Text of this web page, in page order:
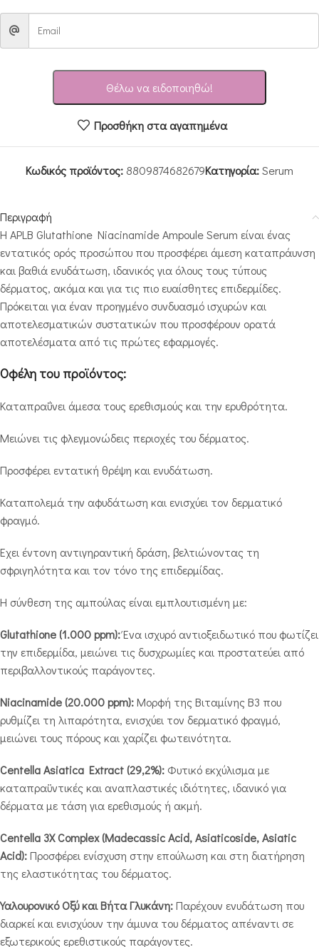
Θέλω να ειδοποιηθώ!
Προσθήκη στα αγαπημένα
Κωδικός προϊόντος: 8809874682679Κατηγορία:Serum
Περιγραφή
Η APLB Glutathione Niacinamide Ampoule Serum είναι ένας
εντατικός ορός προσώπου που προσφέρει άμεση καταπράυνση
και βαθιά ενυδάτωση, ιδανικός για όλους τους τύπους
δέρματος, ακόμα και για τις πιο ευαίσθητες επιδερμίδες.
Πρόκειται για έναν προηγμένο συνδυασμό ισχυρών και
αποτελεσματικών συστατικών που προσφέρουν ορατά
αποτελέσματα από τις πρώτες εφαρμογές.
Οφέλη του προϊόντος:
Καταπραΰνει άμεσα τους ερεθισμούς και την ερυθρότητα.
Μειώνει τις φλεγμονώδεις περιοχές του δέρματος.
Προσφέρει εντατική θρέψη και ενυδάτωση.
Καταπολεμά την αφυδάτωση και ενισχύει τον δερματικό
φραγμό.
Έχει έντονη αντιγηραντική δράση, βελτιώνοντας τη
σφριγηλότητα και τον τόνο της επιδερμίδας.
Η σύνθεση της αμπούλας είναι εμπλουτισμένη με:
Glutathione (1.000 ppm):Ένα ισχυρό αντιοξειδωτικό που φωτίζει
την επιδερμίδα, μειώνει τις δυσχρωμίες και προστατεύει από
περιβαλλοντικούς παράγοντες.
Niacinamide (20.000 ppm):Μορφή της Βιταμίνης B3 που
ρυθμίζει τη λιπαρότητα, ενισχύει τον δερματικό φραγμό,
μειώνει τους πόρους και χαρίζει φωτεινότητα.
Centella Asiatica Extract (29,2%): Φυτικό εκχύλισμα με
καταπραϋντικές και αναπλαστικές ιδιότητες, ιδανικό για
δέρματα με τάση για ερεθισμούς ή ακμή.
Centella 3X Complex (Madecassic Acid, Asiaticoside, Asiatic
Acid):Προσφέρει ενίσχυση στην επούλωση και στη διατήρηση
της ελαστικότητας του δέρματος.
Υαλουρονικό Οξύ και Βήτα Γλυκάνη:Παρέχουν ενυδάτωση που
διαρκεί και ενισχύουν την άμυνα του δέρματος απέναντι σε
εξωτερικούς ερεθιστικούς παράγοντες.